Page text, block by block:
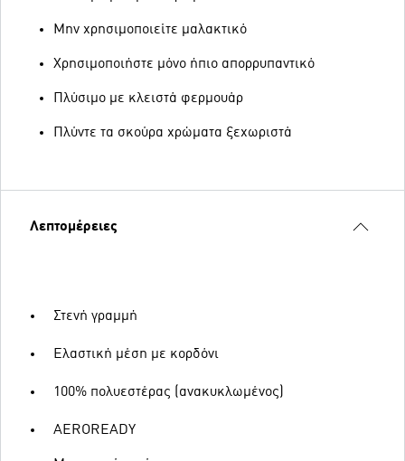
Μην χρησιμοποιείτε μαλακτικό
Χρησιμοποιήστε μόνο ήπιο απορρυπαντικό
Πλύσιμο με κλειστά φερμουάρ
Πλύντε τα σκούρα χρώματα ξεχωριστά
Λεπτομέρειες
Στενή γραμμή
Ελαστική μέση με κορδόνι
100% πολυεστέρας (ανακυκλωμένος)
AEROREADY